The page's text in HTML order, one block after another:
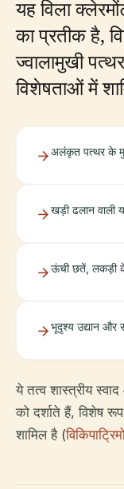
यह विला
का प्रतीक है,
ज्वालामुखी
विशेषताओं में
अलंकृत पत्थर के
खड़ी ढलान वाली
ऊंची छतें, लकड़ी के
भूदृश्य उद्यान और
ये तत्व शास्त्रीय
को दर्शाते हैं, विशेष
शामिल है (